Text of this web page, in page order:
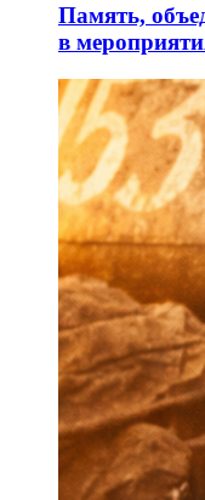
Память,
в